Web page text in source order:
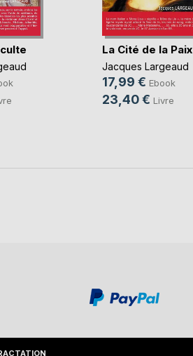
La Cité de la Paix
Jacques Largeaud
17,99 € Ebook
23,40 € Livre